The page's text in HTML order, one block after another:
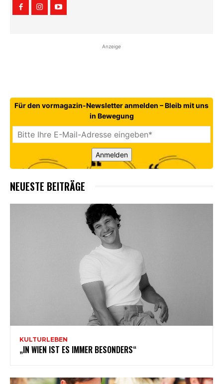
Anzeige
Für den vormagazin-Newsletter anmelden – Bleib mit uns
in Bewegung
Anmelden
NEUESTE BEITRÄGE
KULTURLEBEN
„IN WIEN IST ES IMMER BESONDERS“